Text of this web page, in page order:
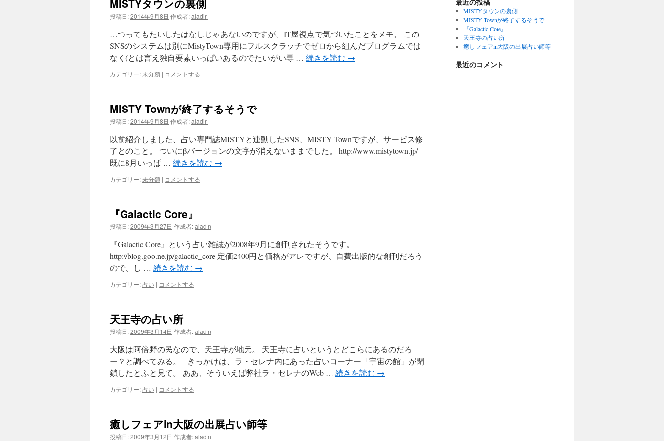
MISTYタウンの裏側
投稿日:2014年9月8日 作成者:aladin
…つってもたいしたはなしじゃあないのですが、IT屋視点で気づいたことをメモ。 この
SNSのシステムは別にMistyTown専用にフルスクラッチでゼロから組んだプログラムでは
なく(とは言え独自要素いっぱいあるのでたいがい専 … 続きを読む →
カテゴリー:未分類 | コメントする
MISTY Townが終了するそうで
投稿日:2014年9月8日 作成者:aladin
以前紹介しました、占い専門誌MISTYと連動したSNS、MISTY Townですが、サービス修
了とのこと。 ついにβバージョンの文字が消えないままでした。 http://www.mistytown.jp/
既に8月いっぱ … 続きを読む →
カテゴリー:未分類 | コメントする
『Galactic Core』
投稿日:2009年3月27日 作成者:aladin
『Galactic Core』という占い雑誌が2008年9月に創刊されたそうです。
http://blog.goo.ne.jp/galactic_core 定価2400円と価格がアレですが、自費出版的な創刊だろう
ので、し … 続きを読む →
カテゴリー:占い | コメントする
天王寺の占い所
投稿日:2009年3月14日 作成者:aladin
大阪は阿倍野の民なので、天王寺が地元。 天王寺に占いというとどこらにあるのだろ
ー？と調べてみる。 きっかけは、ラ・セレナ内にあった占いコーナー「宇宙の館」が閉
鎖したとふと見て。 ああ、そういえば弊社ラ・セレナのWeb … 続きを読む →
カテゴリー:占い | コメントする
癒しフェアin大阪の出展占い師等
投稿日:2009年3月12日 作成者:aladin
最近の投稿
MISTYタウンの裏側
MISTY Townが終了するそうで
『Galactic Core』
天王寺の占い所
癒しフェアin大阪の出展占い師等
最近のコメント